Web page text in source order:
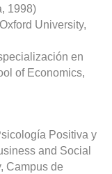
1998)
University,
en
of Economics,
Positiva y
and Social
Campus de